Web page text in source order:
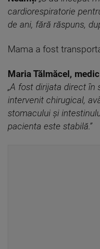
cardiorespiratorie
de ani, fără răspuns,
Mama a fost
Maria Tălmăcel,
„A fost dirijata direct în
intervenit chirugical,
stomacului şi
pacienta este stabilă.”